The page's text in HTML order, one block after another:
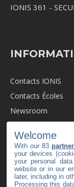
IONIS 361 -
Contacts IONIS
Contacts Écoles
Newsroom
Recrutement
Mentions légales
C.G.V
Politique de
Welcome
With our 83
your devices
your personal
website or in our
later, including in
Processing this